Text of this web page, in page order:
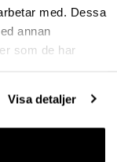
med. Dessa
annan
som de har
Visa detaljer